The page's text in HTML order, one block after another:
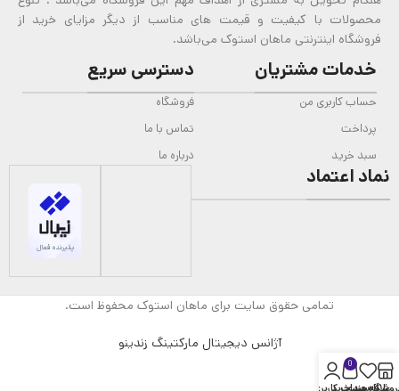
محصولات با کیفیت و قیمت های مناسب از دیگر مزایای خرید از
فروشگاه اینترنتی ماهان استوک می‌باشد.
خدمات مشتریان
حساب کاربری من
پرداخت
سبد خرید
دسترسی سریع
فروشگاه
تماس با ما
درباره ما
نماد اعتماد
تمامی حقوق سایت برای ماهان استوک محفوظ است.
آژانس دیجیتال مارکتینگ زندینو
0